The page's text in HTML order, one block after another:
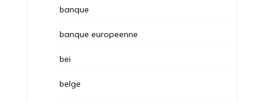
banque
banque europeenne
bei
belge